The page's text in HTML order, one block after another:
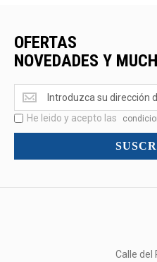
OFERTAS
NOVEDADES Y
Ofertas
<br>Novedades
y
mucho
He leido y acepto las
Calle del